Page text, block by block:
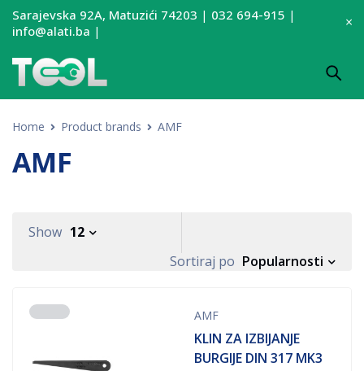
Sarajevska 92A, Matuzići 74203 | 032 694-915 |
info@alati.ba |
Home Product brands AMF
AMF
Sortiraj po Popularnosti
Show 12
AMF
KLIN ZA IZBIJANJE
BURGIJE DIN 317 MK3